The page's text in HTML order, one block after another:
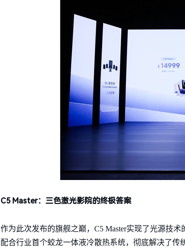
C5 Master：三色激光影院的终极答案
作为此次发布的旗舰之巅，C5 Master实现了光源技
配合行业首个蛟龙一体液冷散热系统，彻底解决了